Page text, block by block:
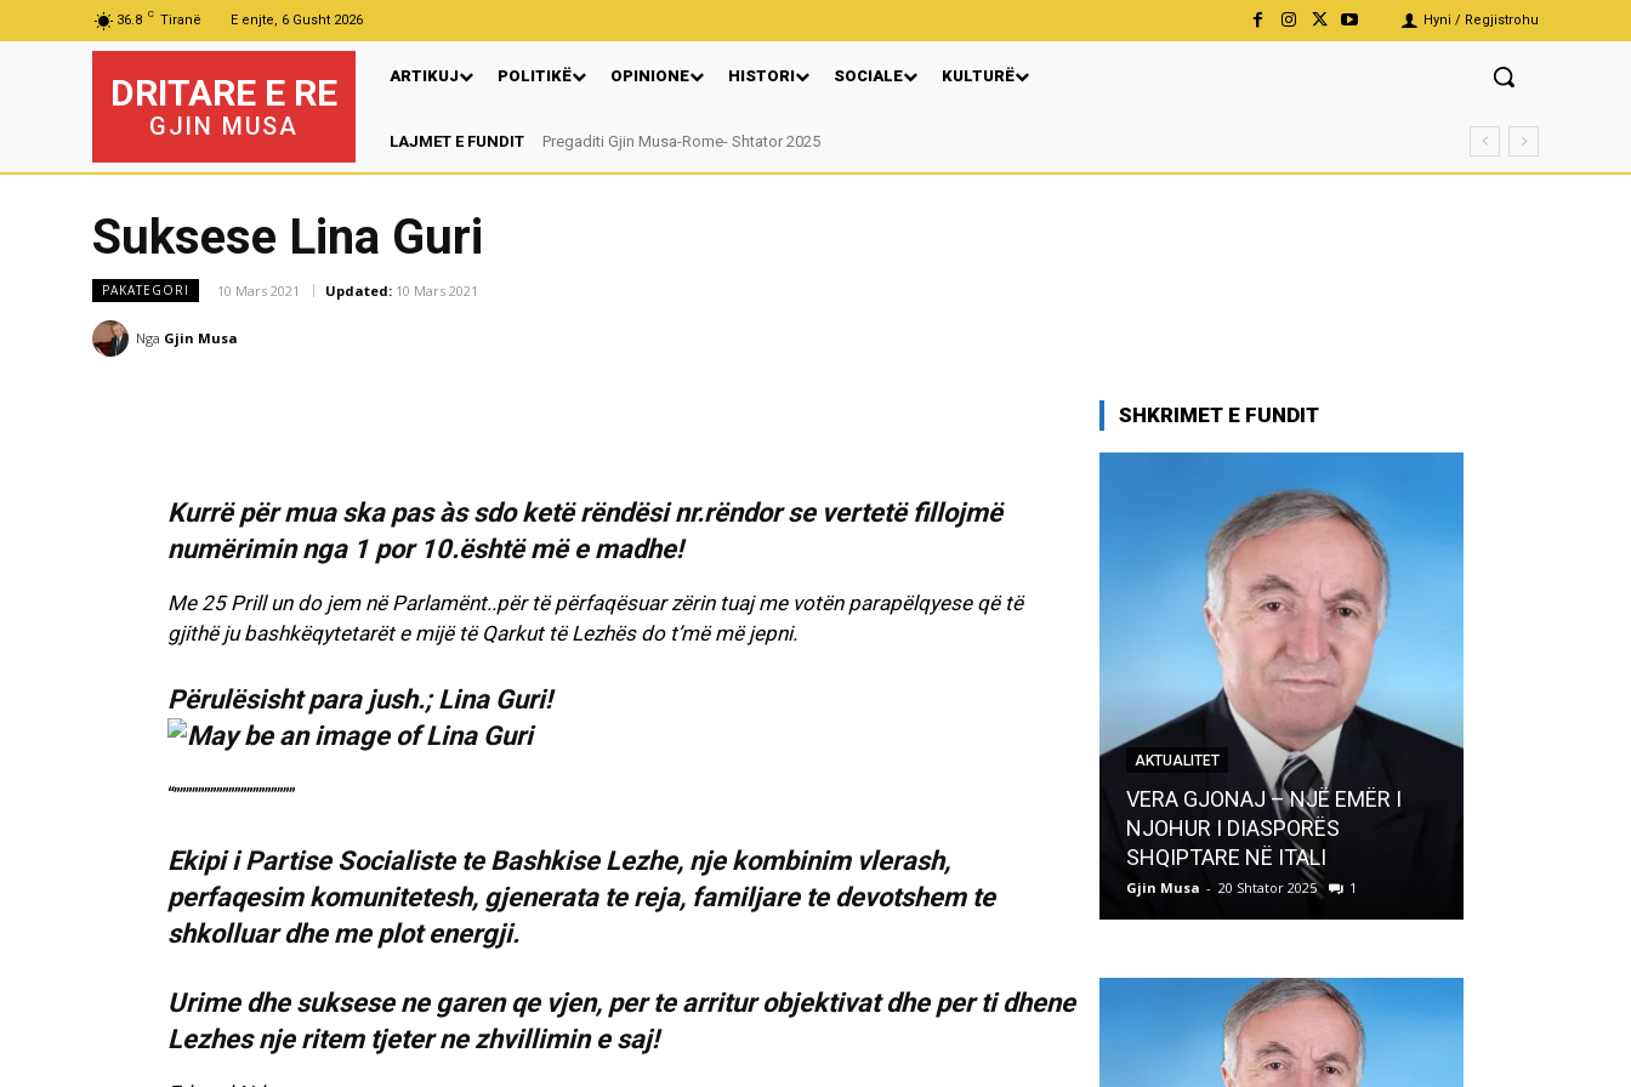
36.8 C Tiranë E enjte, 6 Gusht 2026 Hyni / Regjistrohu
DRITARE E RE
GJIN MUSA
ARTIKUJ POLITIKË OPINIONE HISTORI SOCIALE KULTURË
LAJMET E FUNDIT Pregaditi Gjin Musa-Rome- Shtator 2025
Nga: Ndue Dedaj
Suksese Lina Guri
PAKATEGORI 10 Mars 2021 Updated: 10 Mars 2021
Nga Gjin Musa
Kurrë për mua ska pas às sdo ketë rëndësi nr.rëndor se vertetë fillojmë
numërimin nga 1 por 10.është më e madhe!
Me 25 Prill un do jem në Parlamënt..për të përfaqësuar zërin tuaj me votën parapëlqyese që të
gjithë ju bashkëqytetarët e mijë të Qarkut të Lezhës do t’më më jepni.
Përulësisht para jush.; Lina Guri!
“””””””””””””””””””””
Ekipi i Partise Socialiste te Bashkise Lezhe, nje kombinim vlerash,
perfaqesim komunitetesh, gjenerata te reja, familjare te devotshem te
shkolluar dhe me plot energji.
Urime dhe suksese ne garen qe vjen, per te arritur objektivat dhe per ti dhene
Lezhes nje ritem tjeter ne zhvillimin e saj!
SHKRIMET E FUNDIT
AKTUALITET
VERA GJONAJ – NJË EMËR I
NJOHUR I DIASPORËS
SHQIPTARE NË ITALI
Gjin Musa - 20 Shtator 2025 1